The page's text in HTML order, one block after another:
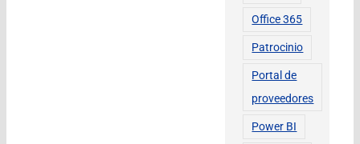
Office 365
Patrocinio
Portal de
proveedores
Power BI